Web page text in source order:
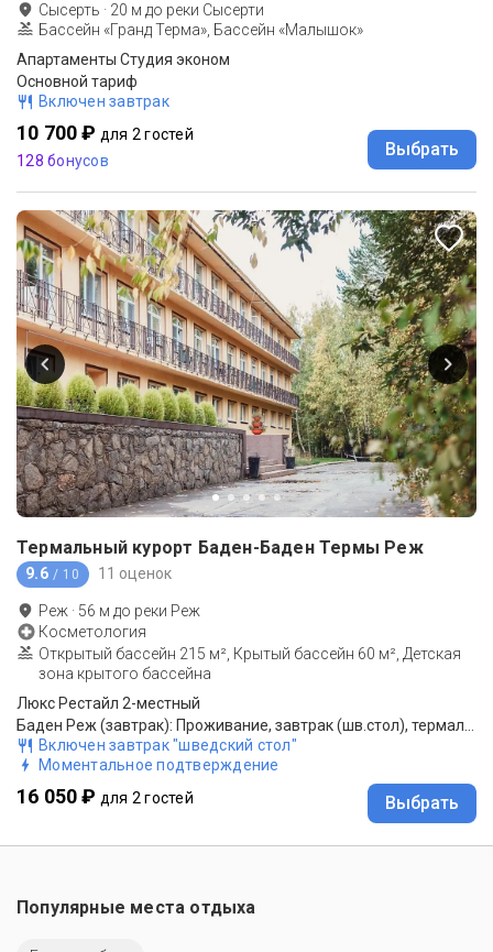
Сысерть · 20 м до реки Сысерти
Бассейн «Гранд Терма», Бассейн «Малышок»
Апартаменты Студия эконом
Основной тариф
Включен завтрак
10 700 ₽ для 2 гостей
128 бонусов
Выбрать
Термальный курорт Баден-Баден Термы Реж
9.6 / 10 11 оценок
Реж · 56 м до реки Реж
Косметология
Открытый бассейн 215 м², Крытый бассейн 60 м², Детская
зона крытого бассейна
Люкс Рестайл 2-местный
Включен завтрак "шведский стол"
Моментальное подтверждение
16 050 ₽ для 2 гостей Выбрать
Популярные места отдыха